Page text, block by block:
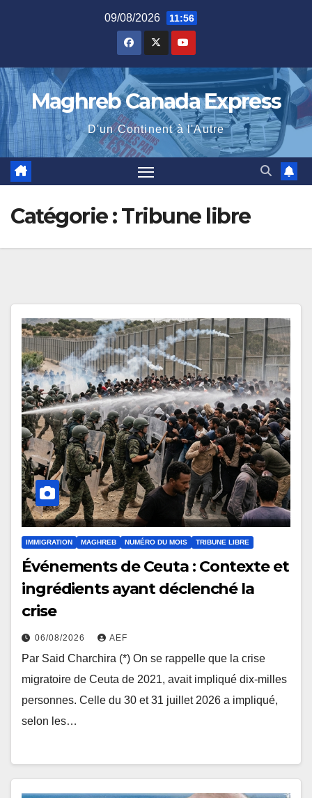
09/08/2026 11:56
Maghreb Canada Express
D'un Continent à l'Autre
Catégorie :Tribune libre
IMMIGRATION MAGHREB NUMÉRO DU MOIS TRIBUNE LIBRE
Événements de Ceuta : Contexte et
ingrédients ayant déclenché la
crise
06/08/2026 AEF
Par Said Charchira (*) On se rappelle que la crise
migratoire de Ceuta de 2021, avait impliqué dix-milles
personnes. Celle du 30 et 31 juillet 2026 a impliqué,
selon les…